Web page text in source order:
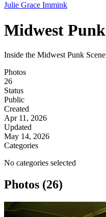
Julie Grace Immink
Midwest Punk
Inside the Midwest Punk Scene
Photos
26
Status
Public
Created
Apr 11, 2026
Updated
May 14, 2026
Categories
No categories selected
Photos (26)